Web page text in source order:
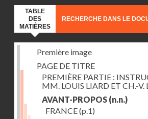
TABLE
DES
MATIÈRES
RECHERCHE DANS LE
Première image
PAGE DE TITRE
PREMIÈRE PARTIE :
MM. LOUIS LIARD ET CH.-V.
AVANT-PROPOS (n.n.)
FRANCE(p.1)